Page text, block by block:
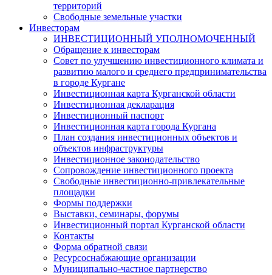
территорий
Свободные земельные участки
Инвесторам
ИНВЕСТИЦИОННЫЙ УПОЛНОМОЧЕННЫЙ
Обращение к инвесторам
Совет по улучшению инвестиционного климата и
развитию малого и среднего предпринимательства
в городе Кургане
Инвестиционная карта Курганской области
Инвестиционная декларация
Инвестиционный паспорт
Инвестиционная карта города Кургана
План создания инвестиционных объектов и
объектов инфраструктуры
Инвестиционное законодательство
Сопровождение инвестиционного проекта
Свободные инвестиционно-привлекательные
площадки
Формы поддержки
Выставки, семинары, форумы
Инвестиционный портал Курганской области
Контакты
Форма обратной связи
Ресурсоснабжающие организации
Муниципально-частное партнерство